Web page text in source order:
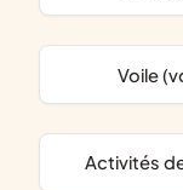
Voile
activités